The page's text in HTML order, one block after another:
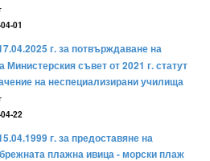
01
г. за потвърждаване на
съвет от 2021 г. статут
на неспециализирани училища
22
г. за предоставяне на
плажна ивица - морски плаж